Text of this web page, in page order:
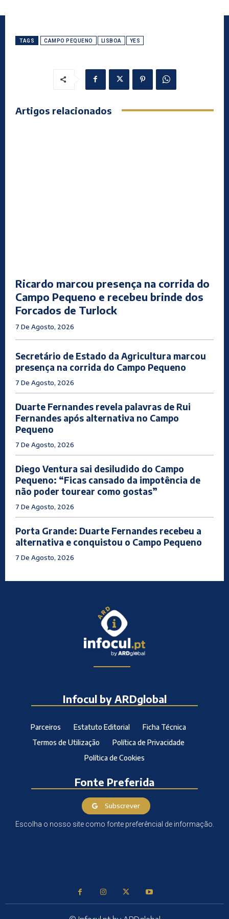
TAGS CAMPO PEQUENO LISBOA YES
Artigos relacionados
Ricardo marcou presença na corrida do
Campo Pequeno e recebeu brinde dos
Forcados de Turlock
7 De Agosto, 2026
Secretário de Estado da Agricultura marcou
presença na corrida do Campo Pequeno
7 De Agosto, 2026
Duarte Fernandes revela palavras de Rui
Fernandes após alternativa no Campo
Pequeno
7 De Agosto, 2026
Diego Ventura sai desiludido do Campo
Pequeno: “Ficas cansado da impotência de
não poder tourear como gostas”
7 De Agosto, 2026
Porta Grande: Duarte Fernandes recebeu a
alternativa e conquistou o Campo Pequeno
7 De Agosto, 2026
Infocul by ARDglobal
Parceiros Estatuto Editorial
Ficha Técnica
Termos de Utilização
Política de Privacidade
Política de Cookies
Fonte Preferida
Subscrever
Escolha o nosso site como fonte preferêncial de informação.